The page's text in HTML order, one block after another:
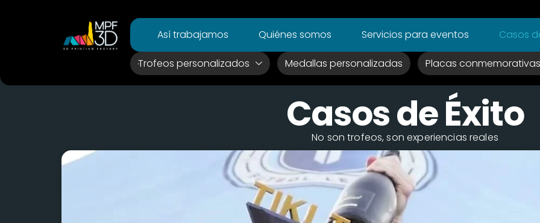
Así trabajamos Quiénes somos Servicios para eventos Casos
Trofeos personalizados Medallas personalizadas Placas conmemorativas
Casos de Éxito
No son trofeos, son experiencias reales